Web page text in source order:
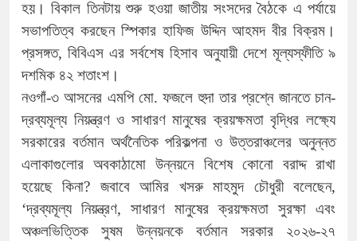
হয়। বিকাল তিনটায় শুরু হওয়া জাতীয় সংসদের বৈঠকে এ পর্যায়ে
সভাপতিত্ব করছেন স্পিকার হাফিজ উদ্দিন আহমদ বীর বিক্রম।
প্রসঙ্গত, বিবিএস এর সর্বশেষ হিসাব অনুযায়ী দেশে মূল্যস্ফীতি ৯
দশমিক ৪২ শতাংশ।
নওগাঁ-৩ আসনের এমপি মো. ফজলে হুদা তার প্রশ্নে জানতে চান-
দ্রব্যমূল্য নিয়ন্ত্রণ ও সাধারণ মানুষের ক্রয়ক্ষমতা বৃদ্ধির লক্ষ্যে
সরকারের বর্তমান অর্থনৈতিক পরিকল্পনা ও উত্তরাঞ্চলের অনুন্নত
এলাকাগুলোর অবকাঠামো উন্নয়নে বিশেষ কোনো বরাদ্দ রাখা
হয়েছে কিনা? জবাবে আমির খসরু মাহমুদ চৌধুরী বলেছেন,
‘দ্রব্যমূল্য নিয়ন্ত্রণ, সাধারণ মানুষের ক্রয়ক্ষমতা সুরক্ষা এবং
অঞ্চলভিত্তিক সুষম উন্নয়নকে বর্তমান সরকার ২০২৬-২৭